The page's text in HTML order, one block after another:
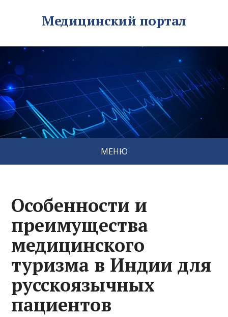
Медицинский портал
МЕНЮ
Особенности и
преимущества
медицинского
туризма в Индии для
русскоязычных
пациентов